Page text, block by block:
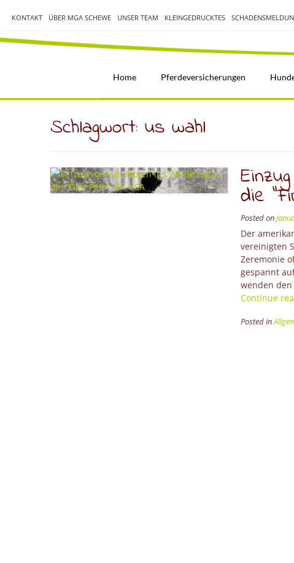
KONTAKT ÜBER MGA SCHEWE UNSER TEAM KLEINGEDRUCKTES
Home Pferdeversicherungen
Schlagwort: us wahl
die
Posted on
Der
vereinigten
Zeremonie
gespannt
wenden
Continue
Posted in